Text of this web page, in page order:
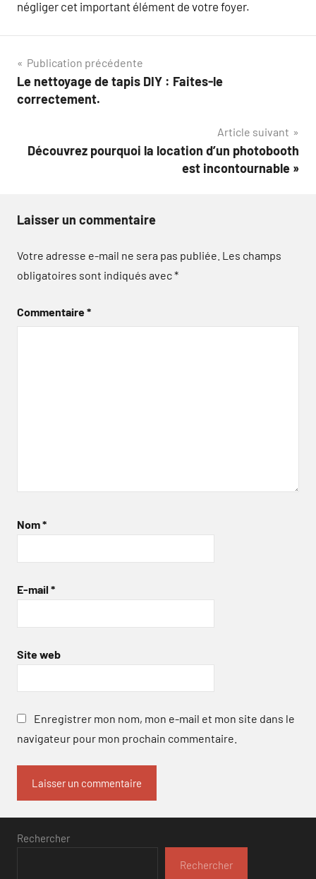
négliger cet important élément de votre foyer.
Navigation
de
Publication précédente
Le nettoyage de tapis DIY : Faites-le
correctement.
Article suivant
Découvrez pourquoi la location d’un photobooth
est incontournable »
Laisser un commentaire
Votre adresse e-mail ne sera pas publiée. Les champs
obligatoires sont indiqués avec*
Commentaire*
Nom*
E-mail *
Site web
Enregistrer mon nom, mon e-mail et mon site dans le
navigateur pour mon prochain commentaire.
Rechercher
Rechercher